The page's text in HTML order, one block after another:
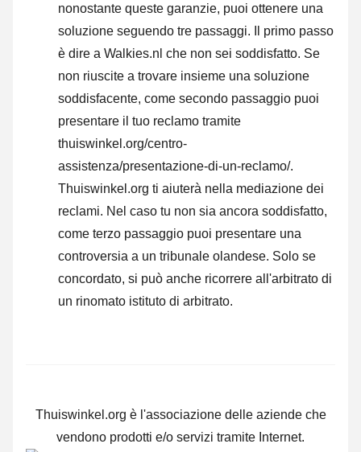
nonostante queste garanzie, puoi ottenere una
soluzione seguendo tre passaggi. Il primo passo
è dire a Walkies.nl che non sei soddisfatto. Se
non riuscite a trovare insieme una soluzione
soddisfacente, come secondo passaggio puoi
presentare il tuo reclamo tramite
thuiswinkel.org/centro-
assistenza/presentazione-di-un-reclamo/.
Thuiswinkel.org ti aiuterà nella mediazione dei
reclami. Nel caso tu non sia ancora soddisfatto,
come terzo passaggio puoi presentare una
controversia a un tribunale olandese. Solo se
concordato, si può anche ricorrere all'arbitrato di
un rinomato istituto di arbitrato.
Thuiswinkel.org è l'associazione delle aziende che
vendono prodotti e/o servizi tramite Internet.